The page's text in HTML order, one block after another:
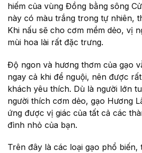
hiếm của vùng Đồng bằng sông
này có màu trắng trong tự nhiên,
Khi nấu sẽ cho cơm mềm dẻo, vị
mùi hoa lài rất đặc trưng.
Độ ngon và hương thơm của gạo
ngay cả khi để nguội, nên được
khách yêu thích. Dù là người lớn
người thích cơm dẻo, gạo Hương
ứng được vị giác của tất cả các
đình nhỏ của bạn.
Trên đây là các loại gạo phổ